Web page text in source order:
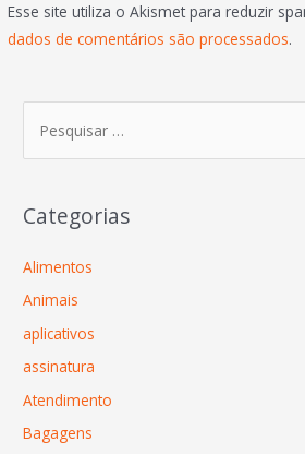
Esse site utiliza o Akismet para reduzir
dados de comentários são processados.
Categorias
Alimentos
Animais
aplicativos
assinatura
Atendimento
Bagagens